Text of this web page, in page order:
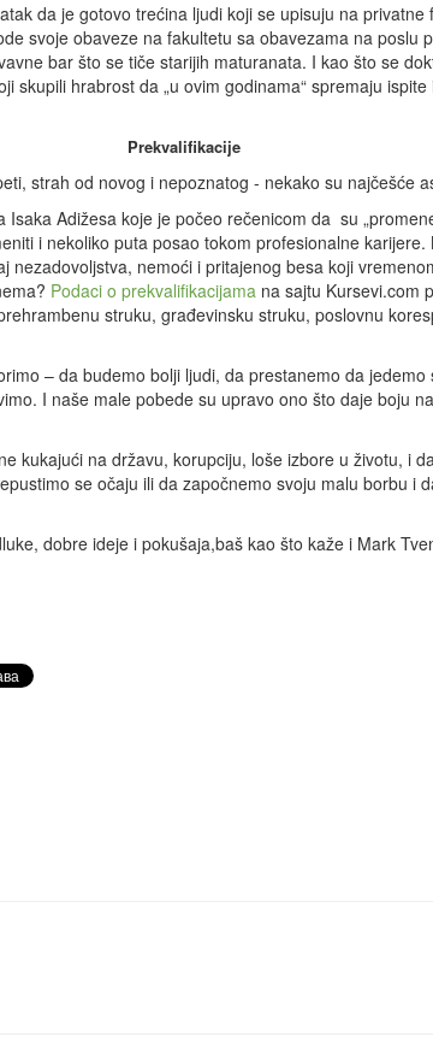
da je gotovo trećina ljudi koji se upisuju na
svoje obaveze na fakultetu sa obavezama na poslu
bar što se tiče starijih maturanata. I kao što se
skupili hrabrost da „u ovim godinama“ spremaju
Prekvalifikacije
strah od novog i nepoznatog - nekako su najčešće
Adižesa koje je počeo rečenicom da su
i nekoliko puta posao tokom profesionalne
nezadovoljstva, nemoći i pritajenog besa koji
Podaci o prekvalifikacijama na sajtu Kursevi.com
struku, građevinsku struku, poslovnu
– da budemo bolji ljudi, da prestanemo da
I naše male pobede su upravo ono što daje boju
kukajući na državu, korupciju, loše izbore u životu, i
se očaju ili da započnemo svoju malu borbu i
dobre ideje i pokušaja,baš kao što kaže i Mark